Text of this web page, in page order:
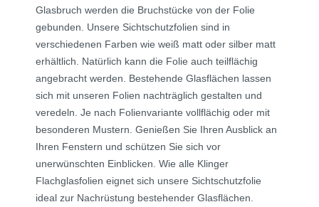
Glasbruch werden die Bruchstücke von der Folie
gebunden. Unsere Sichtschutzfolien sind in
verschiedenen Farben wie weiß matt oder silber matt
erhältlich. Natürlich kann die Folie auch teilflächig
angebracht werden. Bestehende Glasflächen lassen
sich mit unseren Folien nachträglich gestalten und
veredeln. Je nach Folienvariante vollflächig oder mit
besonderen Mustern. Genießen Sie Ihren Ausblick an
Ihren Fenstern und schützen Sie sich vor
unerwünschten Einblicken. Wie alle Klinger
Flachglasfolien eignet sich unsere Sichtschutzfolie
ideal zur Nachrüstung bestehender Glasflächen.